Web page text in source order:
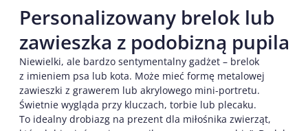
Personalizowany brelok lub
zawieszka z podobizną pupila
Niewielki, ale bardzo sentymentalny gadżet – brelok
z imieniem psa lub kota. Może mieć formę metalowej
zawieszki z grawerem lub akrylowego mini-portretu.
Świetnie wygląda przy kluczach, torbie lub plecaku.
To idealny drobiazg na prezent dla miłośnika zwierząt,